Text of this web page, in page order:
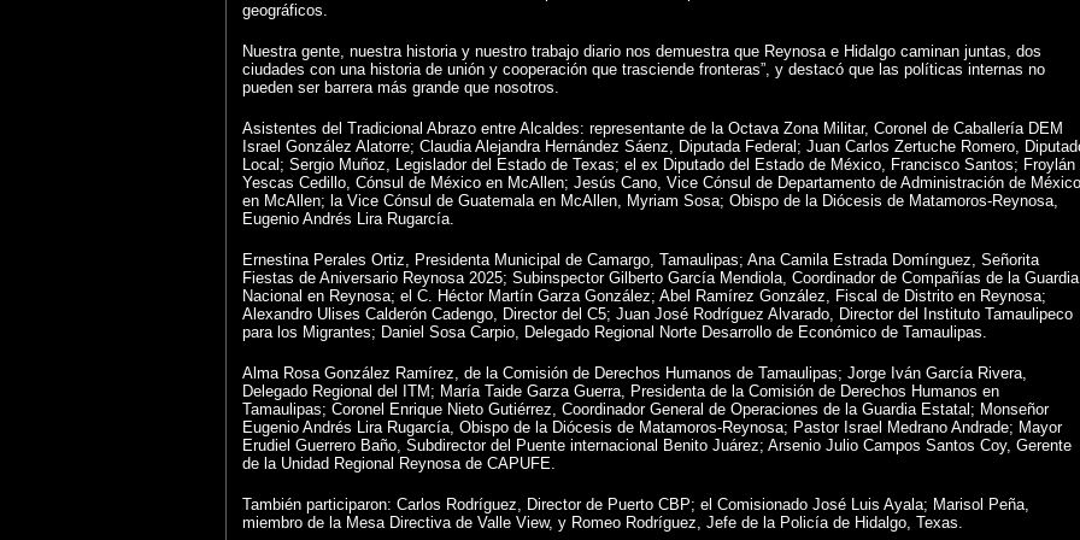
geográficos.
Nuestra gente, nuestra historia y nuestro trabajo diario nos demuestra que Reynosa e Hidalgo caminan juntas, dos
ciudades con una historia de unión y cooperación que trasciende fronteras”, y destacó que las políticas internas no
pueden ser barrera más grande que nosotros.
Asistentes del Tradicional Abrazo entre Alcaldes: representante de la Octava Zona Militar, Coronel de Caballería DEM
Israel González Alatorre; Claudia Alejandra Hernández Sáenz, Diputada Federal; Juan Carlos Zertuche Romero,
Local; Sergio Muñoz, Legislador del Estado de Texas; el ex Diputado del Estado de México, Francisco Santos; Froylán
Yescas Cedillo, Cónsul de México en McAllen; Jesús Cano, Vice Cónsul de Departamento de Administración de México
en McAllen; la Vice Cónsul de Guatemala en McAllen, Myriam Sosa; Obispo de la Diócesis de Matamoros-Reynosa,
Eugenio Andrés Lira Rugarcía.
Ernestina Perales Ortiz, Presidenta Municipal de Camargo, Tamaulipas; Ana Camila Estrada Domínguez, Señorita
Fiestas de Aniversario Reynosa 2025; Subinspector Gilberto García Mendiola, Coordinador de Compañías de la Guardia
Nacional en Reynosa; el C. Héctor Martín Garza González; Abel Ramírez González, Fiscal de Distrito en Reynosa;
Alexandro Ulises Calderón Cadengo, Director del C5; Juan José Rodríguez Alvarado, Director del Instituto Tamaulipeco
para los Migrantes; Daniel Sosa Carpio, Delegado Regional Norte Desarrollo de Económico de Tamaulipas.
Alma Rosa González Ramírez, de la Comisión de Derechos Humanos de Tamaulipas; Jorge Iván García Rivera,
Delegado Regional del ITM; María Taide Garza Guerra, Presidenta de la Comisión de Derechos Humanos en
Tamaulipas; Coronel Enrique Nieto Gutiérrez, Coordinador General de Operaciones de la Guardia Estatal; Monseñor
Eugenio Andrés Lira Rugarcía, Obispo de la Diócesis de Matamoros-Reynosa; Pastor Israel Medrano Andrade; Mayor
Erudiel Guerrero Baño, Subdirector del Puente internacional Benito Juárez; Arsenio Julio Campos Santos Coy, Gerente
de la Unidad Regional Reynosa de CAPUFE.
También participaron: Carlos Rodríguez, Director de Puerto CBP; el Comisionado José Luis Ayala; Marisol Peña,
miembro de la Mesa Directiva de Valle View, y Romeo Rodríguez, Jefe de la Policía de Hidalgo, Texas.